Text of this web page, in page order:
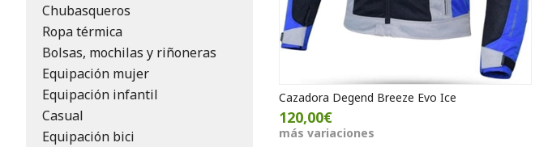
Cazadora Degend Breeze Evo Ice
120,00€
más variaciones
Chubasqueros
Ropa térmica
Bolsas, mochilas y riñoneras
Equipación mujer
Equipación infantil
Casual
Equipación bici